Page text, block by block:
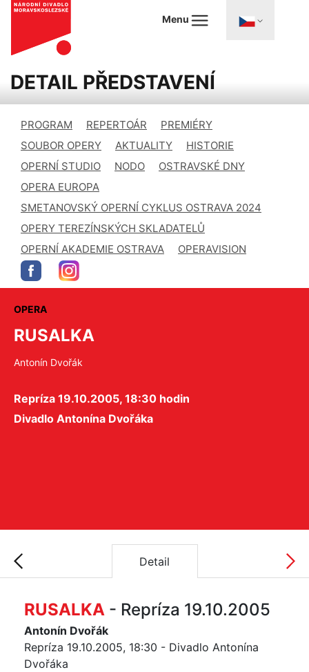
Menu
DETAIL PŘEDSTAVENÍ
PROGRAM REPERTOÁR
PREMIÉRY
SOUBOR OPERY
AKTUALITY
HISTORIE
OPERNÍ STUDIO
NODO
OSTRAVSKÉ DNY
OPERA EUROPA
SMETANOVSKÝ OPERNÍ CYKLUS OSTRAVA 2024
OPERY TEREZÍNSKÝCH SKLADATELŮ
OPERNÍ AKADEMIE OSTRAVA
OPERAVISION
OPERA
RUSALKA
Antonín Dvořák
Repríza 19.10.2005, 18:30 hodin
Divadlo Antonína Dvořáka
Detail
RUSALKA - Repríza 19.10.2005
Antonín Dvořák
Repríza 19.10.2005, 18:30 - Divadlo Antonína
Dvořáka